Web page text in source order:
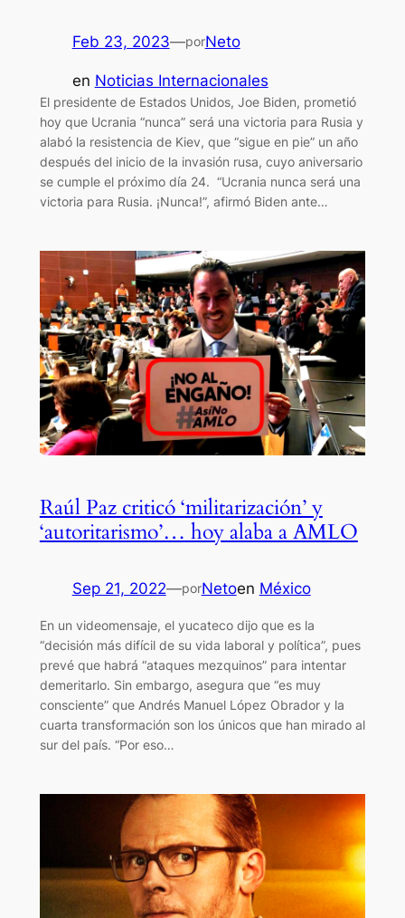
Feb 23, 2023—porNeto
en Noticias Internacionales
El presidente de Estados Unidos, Joe Biden, prometió
hoy que Ucrania “nunca” será una victoria para Rusia y
alabó la resistencia de Kiev, que “sigue en pie” un año
después del inicio de la invasión rusa, cuyo aniversario
se cumple el próximo día 24. “Ucrania nunca será una
victoria para Rusia. ¡Nunca!”, afirmó Biden ante…
Raúl Paz criticó ‘militarización’ y
‘autoritarismo’… hoy alaba a AMLO
Sep 21, 2022—porNetoen México
En un videomensaje, el yucateco dijo que es la
“decisión más difícil de su vida laboral y política”, pues
prevé que habrá “ataques mezquinos” para intentar
demeritarlo. Sin embargo, asegura que “es muy
consciente” que Andrés Manuel López Obrador y la
cuarta transformación son los únicos que han mirado al
sur del país. “Por eso…